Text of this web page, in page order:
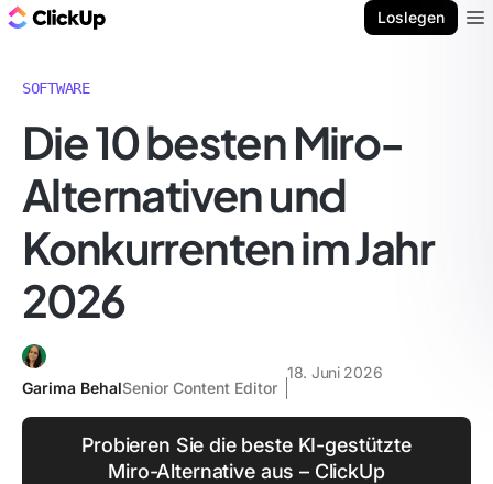
Loslegen
SOFTWARE
Die 10 besten Miro-
Alternativen und
Konkurrenten im Jahr
2026
Garima BehalSenior Content Editor
18. Juni 2026
Probieren Sie die beste KI-gestützte
Miro-Alternative aus – ClickUp